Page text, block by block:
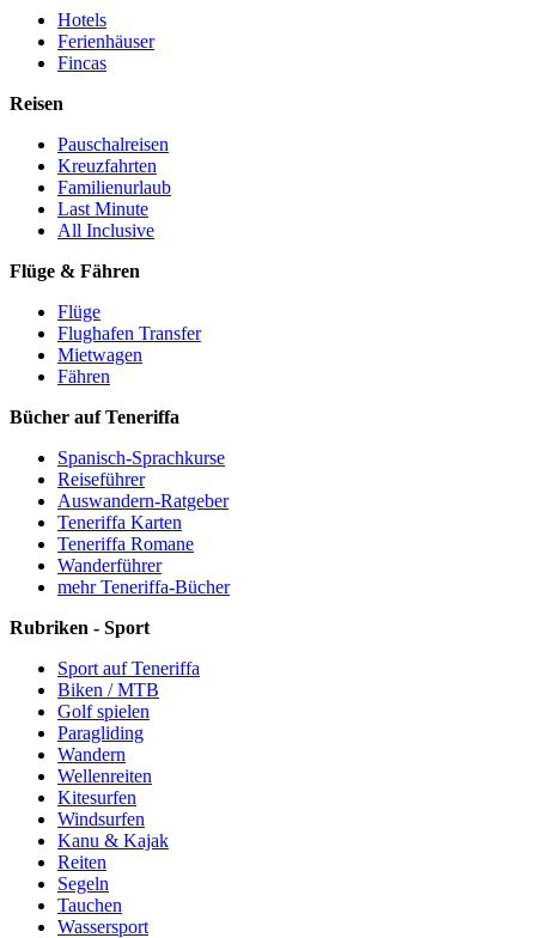
Hotels
Ferienhäuser
Fincas
Reisen
Pauschalreisen
Kreuzfahrten
Familienurlaub
Last Minute
All Inclusive
Flüge & Fähren
Flüge
Flughafen Transfer
Mietwagen
Fähren
Bücher auf Teneriffa
Spanisch-Sprachkurse
Reiseführer
Auswandern-Ratgeber
Teneriffa Karten
Teneriffa Romane
Wanderführer
mehr Teneriffa-Bücher
Rubriken - Sport
Sport auf Teneriffa
Biken / MTB
Golf spielen
Paragliding
Wandern
Wellenreiten
Kitesurfen
Windsurfen
Kanu & Kajak
Reiten
Segeln
Tauchen
Wassersport